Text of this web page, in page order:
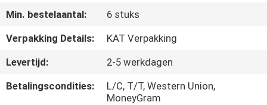
FABRIEKSREIS
CONTACTEER
Min. bestelaantal:
6 stuks
Verpakking Details:
KAT Verpakking
Levertijd:
2-5 werkdagen
Betalingscondities:
L/C, T/T, Western Union,
MoneyGram